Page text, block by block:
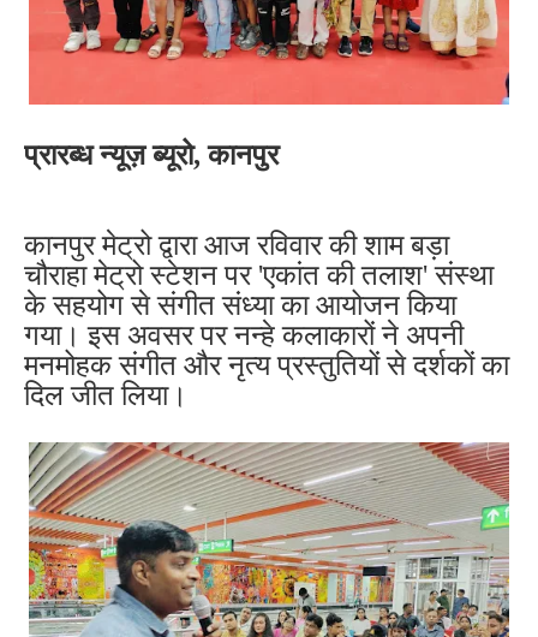
प्रारब्ध न्यूज़ ब्यूरो, कानपुर
कानपुर मेट्रो द्वारा आज रविवार की शाम बड़ा
चौराहा मेट्रो स्टेशन पर 'एकांत की तलाश' संस्था
के सहयोग से संगीत संध्या का आयोजन किया
गया। इस अवसर पर नन्हे कलाकारों ने अपनी
मनमोहक संगीत और नृत्य प्रस्तुतियों से दर्शकों का
दिल जीत लिया।